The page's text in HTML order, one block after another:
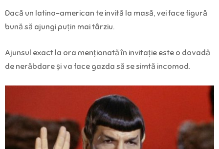
Dacă un latino-american te invită la masă, vei face figură
bună să ajungi puțin mai târziu.
Ajunsul exact la ora menționată în invitație este o dovadă
de nerăbdare și va face gazda să se simtă incomod.